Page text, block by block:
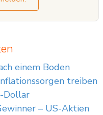
einem Boden
treiben
Dollar
– US-Aktien